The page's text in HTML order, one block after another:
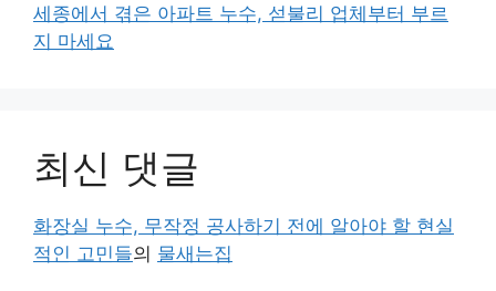
세종에서 겪은 아파트 누수, 섣불리 업체부터 부르
지 마세요
최신 댓글
화장실 누수, 무작정 공사하기 전에 알아야 할 현실
적인 고민들의 물새는집